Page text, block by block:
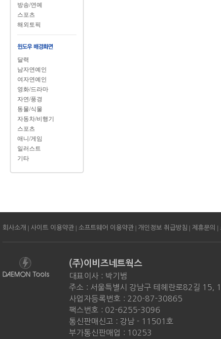
방송/연예
스포츠
해외토픽
달력
남자연예인
여자연예인
영화/드라마
자연/풍경
동물/식물
자동차/비행기
스포츠
애니/게임
일러스트
기타
회사소개 | 사이트 이용약관 | 소프트웨어 이용약관 | 개인정보 취급방침 | 제휴문의 |
(주)이비즈네트웍스
대표이사 : 박기범
주소 : 서울특별시 강남구 테헤란로82길 15,
사업자등록번호 : 220-87-30865
팩스번호 : 02-6255-3096
통신판매신고 : 강남 - 11501호
부가통신판매업 : 10253